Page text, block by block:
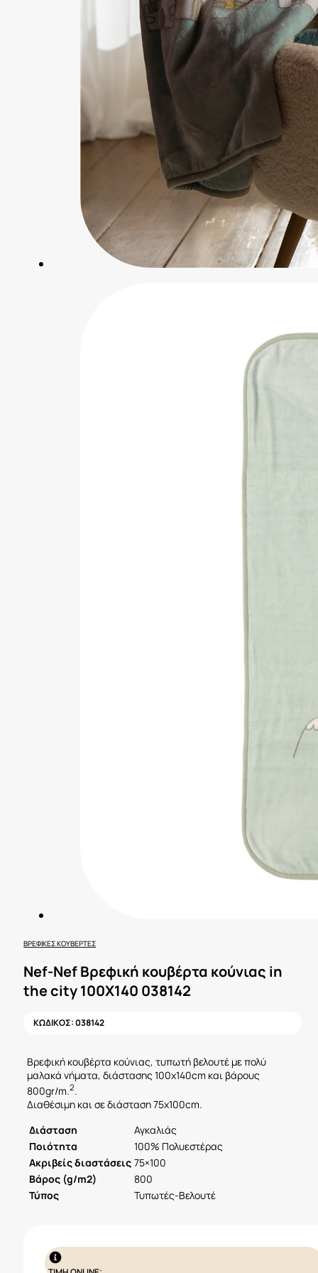
ΒΡΕΦΙΚΈΣ ΚΟΥΒΈΡΤΕΣ
Nef-Nef Βρεφική κουβέρτα κούνιας in
the city 100X140 038142
ΚΩΔΙΚΟΣ:038142
Βρεφική κουβέρτα κούνιας, τυπωτή βελουτέ με πολύ
μαλακά νήματα, διάστασης 100x140cm και βάρους
800gr/m.2.
Διαθέσιμη και σε διάσταση 75x100cm.
Διάσταση
Αγκαλιάς
Ποιότητα
100% Πολυεστέρας
Ακριβείς διαστάσεις 75×100
Βάρος (g/m2)
800
Τύπος
Τυπωτές-Βελουτέ